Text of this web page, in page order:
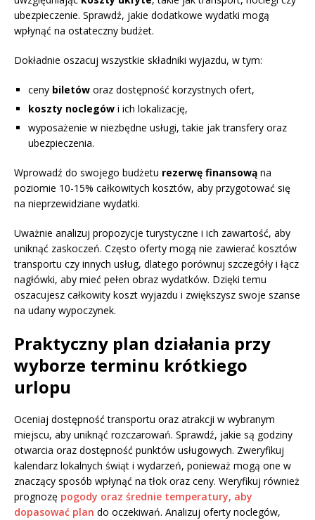
ubezpieczenie. Sprawdź, jakie dodatkowe wydatki mogą
wpłynąć na ostateczny budżet.
Dokładnie oszacuj wszystkie składniki wyjazdu, w tym:
ceny biletów oraz dostępność korzystnych ofert,
koszty noclegów i ich lokalizację,
wyposażenie w niezbędne usługi, takie jak transfery oraz
ubezpieczenia.
Wprowadź do swojego budżetu rezerwę finansową na
poziomie 10-15% całkowitych kosztów, aby przygotować się
na nieprzewidziane wydatki.
Uważnie analizuj propozycje turystyczne i ich zawartość, aby
uniknąć zaskoczeń. Często oferty mogą nie zawierać kosztów
transportu czy innych usług, dlatego porównuj szczegóły i łącz
nagłówki, aby mieć pełen obraz wydatków. Dzięki temu
oszacujesz całkowity koszt wyjazdu i zwiększysz swoje szanse
na udany wypoczynek.
Praktyczny plan działania przy
wyborze terminu krótkiego
urlopu
Oceniaj dostępność transportu oraz atrakcji w wybranym
miejscu, aby uniknąć rozczarowań. Sprawdź, jakie są godziny
otwarcia oraz dostępność punktów usługowych. Zweryfikuj
kalendarz lokalnych świąt i wydarzeń, ponieważ mogą one w
znaczący sposób wpłynąć na tłok oraz ceny. Weryfikuj również
prognozę pogody oraz średnie temperatury, aby
dopasować plan do oczekiwań. Analizuj oferty noclegów,